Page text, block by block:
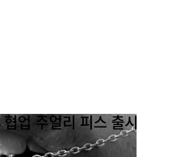
업 주얼리 피스 출시
.